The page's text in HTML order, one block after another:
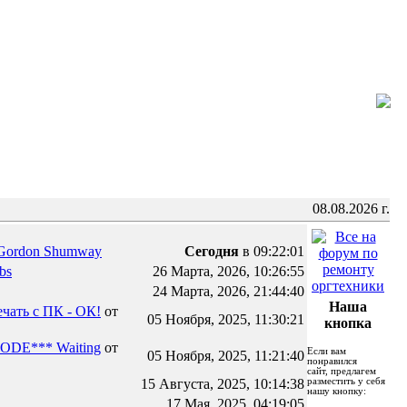
08.08.2026 г.
Shumway Сегодня в 09:22:01
26 Марта, 2026, 10:26:55
24 Марта, 2026, 21:44:40
с ПК - ОК! от
05 Ноября, 2025, 11:30:21
Waiting от
05 Ноября, 2025, 11:21:40
15 Августа, 2025, 10:14:38
17 Мая, 2025, 04:19:05
Наша
кнопка
Если вам
понравился
сайт, предлагем
разместить у себя
нашу кнопку: